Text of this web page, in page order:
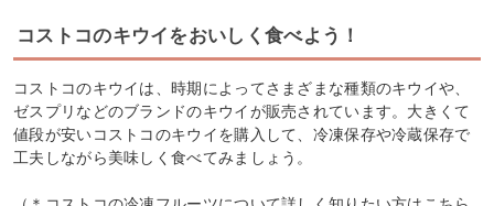
コストコのキウイをおいしく食べよう！
コストコのキウイは、時期によってさまざまな種類のキウイや、
ゼスプリなどのブランドのキウイが販売されています。大きくて
値段が安いコストコのキウイを購入して、冷凍保存や冷蔵保存で
工夫しながら美味しく食べてみましょう。